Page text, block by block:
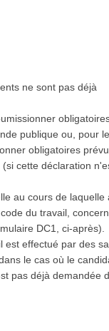
ne sont pas déjà
publique ou, pour
obligatoires
cette déclaration
au cours de laquelle
du travail,
DC1, ci-après).
est effectué par des
le cas où le
pas déjà demandée